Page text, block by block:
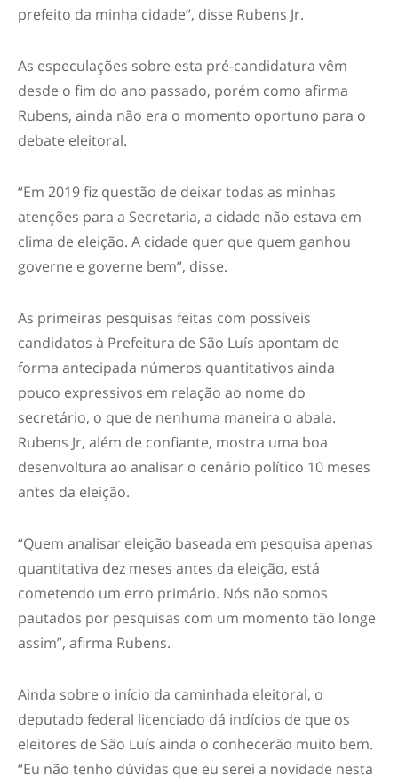
prefeito da minha cidade”, disse Rubens Jr.
As especulações sobre esta pré-candidatura vêm
desde o fim do ano passado, porém como afirma
Rubens, ainda não era o momento oportuno para o
debate eleitoral.
“Em 2019 fiz questão de deixar todas as minhas
atenções para a Secretaria, a cidade não estava em
clima de eleição. A cidade quer que quem ganhou
governe e governe bem”, disse.
As primeiras pesquisas feitas com possíveis
candidatos à Prefeitura de São Luís apontam de
forma antecipada números quantitativos ainda
pouco expressivos em relação ao nome do
secretário, o que de nenhuma maneira o abala.
Rubens Jr, além de confiante, mostra uma boa
desenvoltura ao analisar o cenário político 10 meses
antes da eleição.
“Quem analisar eleição baseada em pesquisa apenas
quantitativa dez meses antes da eleição, está
cometendo um erro primário. Nós não somos
pautados por pesquisas com um momento tão longe
assim”, afirma Rubens.
Ainda sobre o início da caminhada eleitoral, o
deputado federal licenciado dá indícios de que os
eleitores de São Luís ainda o conhecerão muito bem.
“Eu não tenho dúvidas que eu serei a novidade nesta